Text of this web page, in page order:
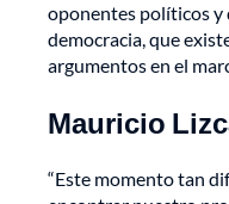
oponentes políticos y
democracia, que
argumentos en el
Mauricio
“Este momento tan